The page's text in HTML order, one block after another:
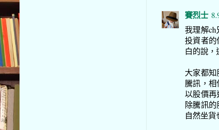
賽烈士
我理解
投資者
白的說
大家都
騰訊，
以股價
除騰訊
自然坐